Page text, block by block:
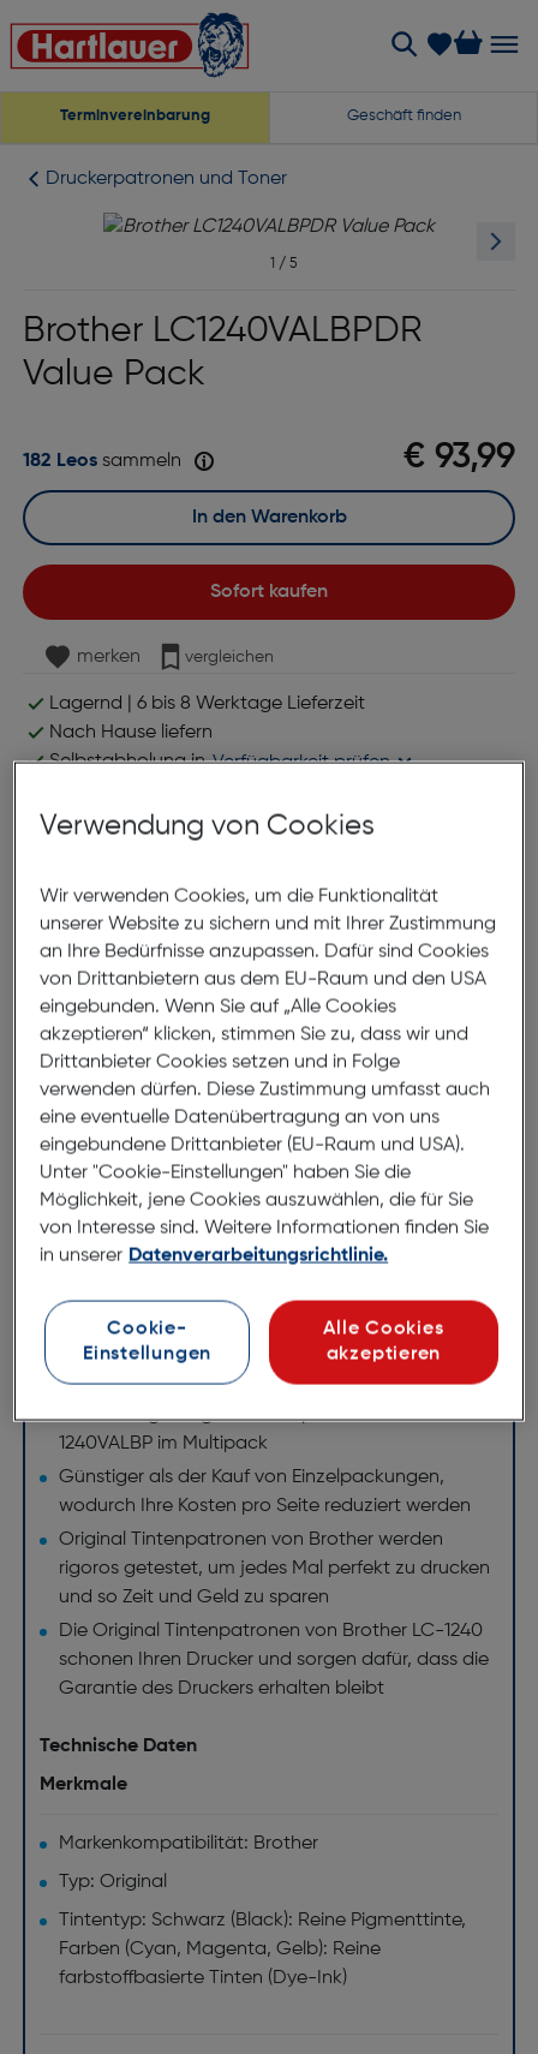
Terminvereinbarung Geschäft finden
Druckerpatronen und Toner
1 / 5
Brother LC1240VALBPDR
Value Pack
€ 93,99
182 Leossammeln
Sofort kaufen
In den Warenkorb
merken vergleichen
Lagernd | 6 bis 8 Werktage Lieferzeit
Nach Hause liefern
Selbstabholung in Verfügbarkeit prüfen
Produktbeschreibung
Brother LC1240VALBPDR Value
Pack
ArtNr.: 550895516
Tintenpatronen Value Pack mit
Schwarz, Cyan, Gelb und Magenta
Brother berücksichtigt die Auswirkungen auf die
Umwelt in jeder Phase des Lebenszyklus Ihrer
Tintenpatrone und reduziert den Abfall bei der
Entsorgung. Unsere gesamte Hardware und alle
unsere Tintenpatronen sind so gebaut, dass sie die
Jede Patrone druckt 600 Seiten in
Übereinstimmung mit ISO/IEC 24711
Hochwertige Original Tintenpatrone Brother LC-
1240VALBP im Multipack
Günstiger als der Kauf von Einzelpackungen,
wodurch Ihre Kosten pro Seite reduziert werden
Original Tintenpatronen von Brother werden
rigoros getestet, um jedes Mal perfekt zu drucken
und so Zeit und Geld zu sparen
Die Original Tintenpatronen von Brother LC-1240
schonen Ihren Drucker und sorgen dafür, dass die
Garantie des Druckers erhalten bleibt
Technische Daten
Merkmale
Markenkompatibilität: Brother
Typ: Original
Tintentyp: Schwarz (Black): Reine Pigmenttinte,
Farben (Cyan, Magenta, Gelb): Reine
farbstoffbasierte Tinten (Dye-Ink)
Verwendung von Cookies
Wir verwenden Cookies, um die Funktionalität
unserer Website zu sichern und mit Ihrer Zustimmung
an Ihre Bedürfnisse anzupassen. Dafür sind Cookies
von Drittanbietern aus dem EU-Raum und den USA
eingebunden. Wenn Sie auf „Alle Cookies
akzeptieren“ klicken, stimmen Sie zu, dass wir und
Drittanbieter Cookies setzen und in Folge
verwenden dürfen. Diese Zustimmung umfasst auch
eine eventuelle Datenübertragung an von uns
eingebundene Drittanbieter (EU-Raum und USA).
Unter "Cookie-Einstellungen" haben Sie die
Möglichkeit, jene Cookies auszuwählen, die für Sie
von Interesse sind. Weitere Informationen finden Sie
in unserer Datenverarbeitungsrichtlinie.
Cookie-
Einstellungen
Alle Cookies
akzeptieren